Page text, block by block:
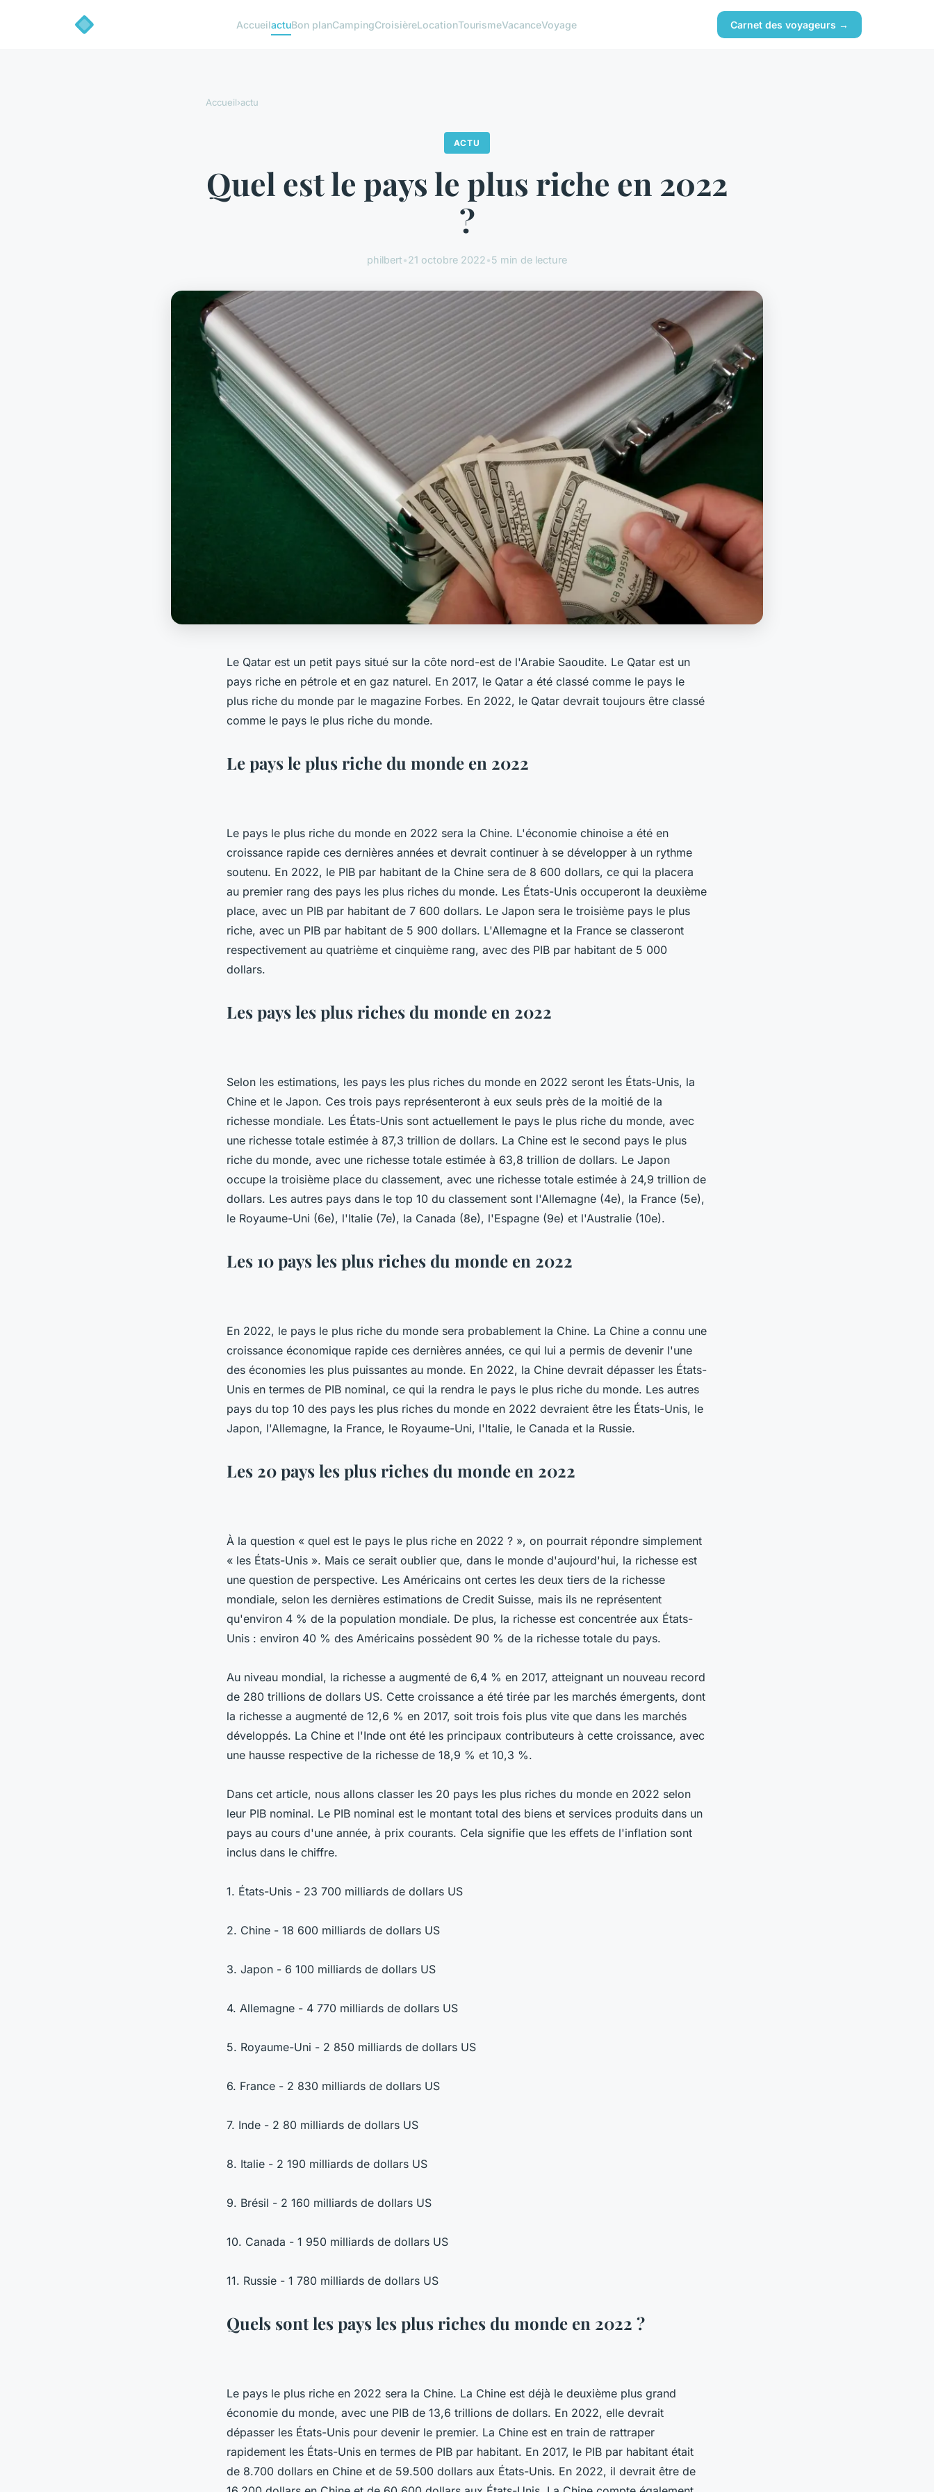
AccueilactuBon planCampingCroisièreLocationTourismeVacanceVoyage Carnet des voyageurs →
Accueil›actu
ACTU
Quel est le pays le plus riche en 2022
?
philbert•21 octobre 2022•5 min de lecture
Le Qatar est un petit pays situé sur la côte nord-est de l'Arabie Saoudite. Le Qatar est un
pays riche en pétrole et en gaz naturel. En 2017, le Qatar a été classé comme le pays le
plus riche du monde par le magazine Forbes. En 2022, le Qatar devrait toujours être classé
comme le pays le plus riche du monde.
Le pays le plus riche du monde en 2022
Le pays le plus riche du monde en 2022 sera la Chine. L'économie chinoise a été en
croissance rapide ces dernières années et devrait continuer à se développer à un rythme
soutenu. En 2022, le PIB par habitant de la Chine sera de 8 600 dollars, ce qui la placera
au premier rang des pays les plus riches du monde. Les États-Unis occuperont la deuxième
place, avec un PIB par habitant de 7 600 dollars. Le Japon sera le troisième pays le plus
riche, avec un PIB par habitant de 5 900 dollars. L'Allemagne et la France se classeront
respectivement au quatrième et cinquième rang, avec des PIB par habitant de 5 000
dollars.
Les pays les plus riches du monde en 2022
Selon les estimations, les pays les plus riches du monde en 2022 seront les États-Unis, la
Chine et le Japon. Ces trois pays représenteront à eux seuls près de la moitié de la
richesse mondiale. Les États-Unis sont actuellement le pays le plus riche du monde, avec
une richesse totale estimée à 87,3 trillion de dollars. La Chine est le second pays le plus
riche du monde, avec une richesse totale estimée à 63,8 trillion de dollars. Le Japon
occupe la troisième place du classement, avec une richesse totale estimée à 24,9 trillion de
dollars. Les autres pays dans le top 10 du classement sont l'Allemagne (4e), la France (5e),
le Royaume-Uni (6e), l'Italie (7e), la Canada (8e), l'Espagne (9e) et l'Australie (10e).
Les 10 pays les plus riches du monde en 2022
En 2022, le pays le plus riche du monde sera probablement la Chine. La Chine a connu une
croissance économique rapide ces dernières années, ce qui lui a permis de devenir l'une
des économies les plus puissantes au monde. En 2022, la Chine devrait dépasser les États-
Unis en termes de PIB nominal, ce qui la rendra le pays le plus riche du monde. Les autres
pays du top 10 des pays les plus riches du monde en 2022 devraient être les États-Unis, le
Japon, l'Allemagne, la France, le Royaume-Uni, l'Italie, le Canada et la Russie.
Les 20 pays les plus riches du monde en 2022
À la question « quel est le pays le plus riche en 2022 ? », on pourrait répondre simplement
« les États-Unis ». Mais ce serait oublier que, dans le monde d'aujourd'hui, la richesse est
une question de perspective. Les Américains ont certes les deux tiers de la richesse
mondiale, selon les dernières estimations de Credit Suisse, mais ils ne représentent
qu'environ 4 % de la population mondiale. De plus, la richesse est concentrée aux États-
Unis : environ 40 % des Américains possèdent 90 % de la richesse totale du pays.
Au niveau mondial, la richesse a augmenté de 6,4 % en 2017, atteignant un nouveau record
de 280 trillions de dollars US. Cette croissance a été tirée par les marchés émergents, dont
la richesse a augmenté de 12,6 % en 2017, soit trois fois plus vite que dans les marchés
développés. La Chine et l'Inde ont été les principaux contributeurs à cette croissance, avec
une hausse respective de la richesse de 18,9 % et 10,3 %.
Dans cet article, nous allons classer les 20 pays les plus riches du monde en 2022 selon
leur PIB nominal. Le PIB nominal est le montant total des biens et services produits dans un
pays au cours d'une année, à prix courants. Cela signifie que les effets de l'inflation sont
inclus dans le chiffre.
1. États-Unis - 23 700 milliards de dollars US
2. Chine - 18 600 milliards de dollars US
3. Japon - 6 100 milliards de dollars US
4. Allemagne - 4 770 milliards de dollars US
5. Royaume-Uni - 2 850 milliards de dollars US
6. France - 2 830 milliards de dollars US
7. Inde - 2 80 milliards de dollars US
8. Italie - 2 190 milliards de dollars US
9. Brésil - 2 160 milliards de dollars US
10. Canada - 1 950 milliards de dollars US
11. Russie - 1 780 milliards de dollars US
Quels sont les pays les plus riches du monde en 2022 ?
Le pays le plus riche en 2022 sera la Chine. La Chine est déjà le deuxième plus grand
économie du monde, avec une PIB de 13,6 trillions de dollars. En 2022, elle devrait
dépasser les États-Unis pour devenir le premier. La Chine est en train de rattraper
rapidement les États-Unis en termes de PIB par habitant. En 2017, le PIB par habitant était
de 8.700 dollars en Chine et de 59.500 dollars aux États-Unis. En 2022, il devrait être de